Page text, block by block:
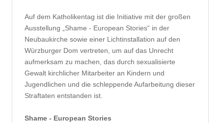
Auf dem Katholikentag ist die Initiative mit der großen
Ausstellung „Shame - European Stories“ in der
Neubaukirche sowie einer Lichtinstallation auf den
Würzburger Dom vertreten, um auf das Unrecht
aufmerksam zu machen, das durch sexualisierte
Gewalt kirchlicher Mitarbeiter an Kindern und
Jugendlichen und die schleppende Aufarbeitung dieser
Straftaten entstanden ist.
Shame - European Stories